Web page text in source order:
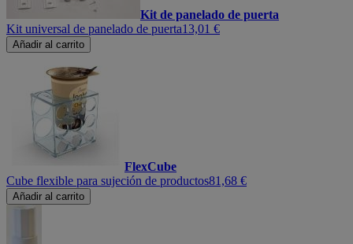
Kit de panelado de puerta
Kit universal de panelado de puerta13,01 €
Añadir al carrito
FlexCube
Cube flexible para sujeción de productos81,68 €
Añadir al carrito